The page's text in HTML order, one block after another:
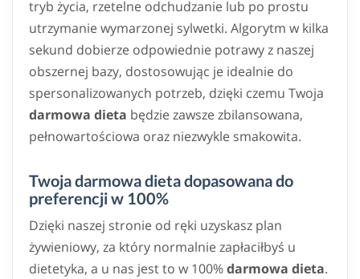
tryb życia, rzetelne odchudzanie lub po prostu
utrzymanie wymarzonej sylwetki. Algorytm w kilka
sekund dobierze odpowiednie potrawy z naszej
obszernej bazy, dostosowując je idealnie do
spersonalizowanych potrzeb, dzięki czemu Twoja
darmowa dieta będzie zawsze zbilansowana,
pełnowartościowa oraz niezwykle smakowita.
Twoja darmowa dieta dopasowana do
preferencji w 100%
Dzięki naszej stronie od ręki uzyskasz plan
żywieniowy, za który normalnie zapłaciłbyś u
dietetyka, a u nas jest to w 100%darmowa dieta.